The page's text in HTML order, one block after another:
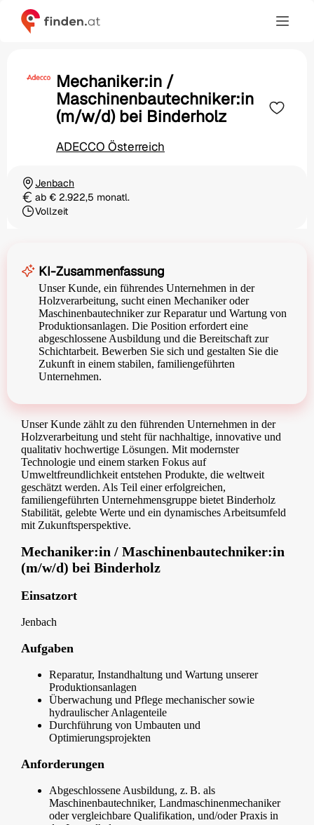
Mechaniker:in /
Maschinenbautechniker:in
(m/w/d) bei Binderholz
ADECCO Österreich
Ortschaft
Jenbach
Gehaltab € 2.922,5 monatl.
Beschäftigungsart
Vollzeit
KI-Zusammenfassung
Unser Kunde, ein führendes Unternehmen in der
Holzverarbeitung, sucht einen Mechaniker oder
Maschinenbautechniker zur Reparatur und Wartung von
Produktionsanlagen. Die Position erfordert eine
abgeschlossene Ausbildung und die Bereitschaft zur
Schichtarbeit. Bewerben Sie sich und gestalten Sie die
Zukunft in einem stabilen, familiengeführten
Unternehmen.
Unser Kunde zählt zu den führenden Unternehmen in der
Holzverarbeitung und steht für nachhaltige, innovative und
qualitativ hochwertige Lösungen. Mit modernster
Technologie und einem starken Fokus auf
Umweltfreundlichkeit entstehen Produkte, die weltweit
geschätzt werden. Als Teil einer erfolgreichen,
familiengeführten Unternehmensgruppe bietet Binderholz
Stabilität, gelebte Werte und ein dynamisches Arbeitsumfeld
mit Zukunftsperspektive.
Mechaniker:in / Maschinenbautechniker:in
(m/w/d) bei Binderholz
Einsatzort
Jenbach
Aufgaben
Reparatur, Instandhaltung und Wartung unserer
Produktionsanlagen
Überwachung und Pflege mechanischer sowie
hydraulischer Anlagenteile
Durchführung von Umbauten und
Optimierungsprojekten
Anforderungen
Abgeschlossene Ausbildung, z. B. als
Maschinenbautechniker, Landmaschinenmechaniker
oder vergleichbare Qualifikation, und/oder Praxis in